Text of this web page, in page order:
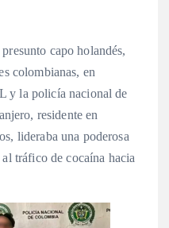
capo holandés,
colombianas, en
y la policía nacional de
residente en
lideraba una poderosa
tráfico de cocaína hacia